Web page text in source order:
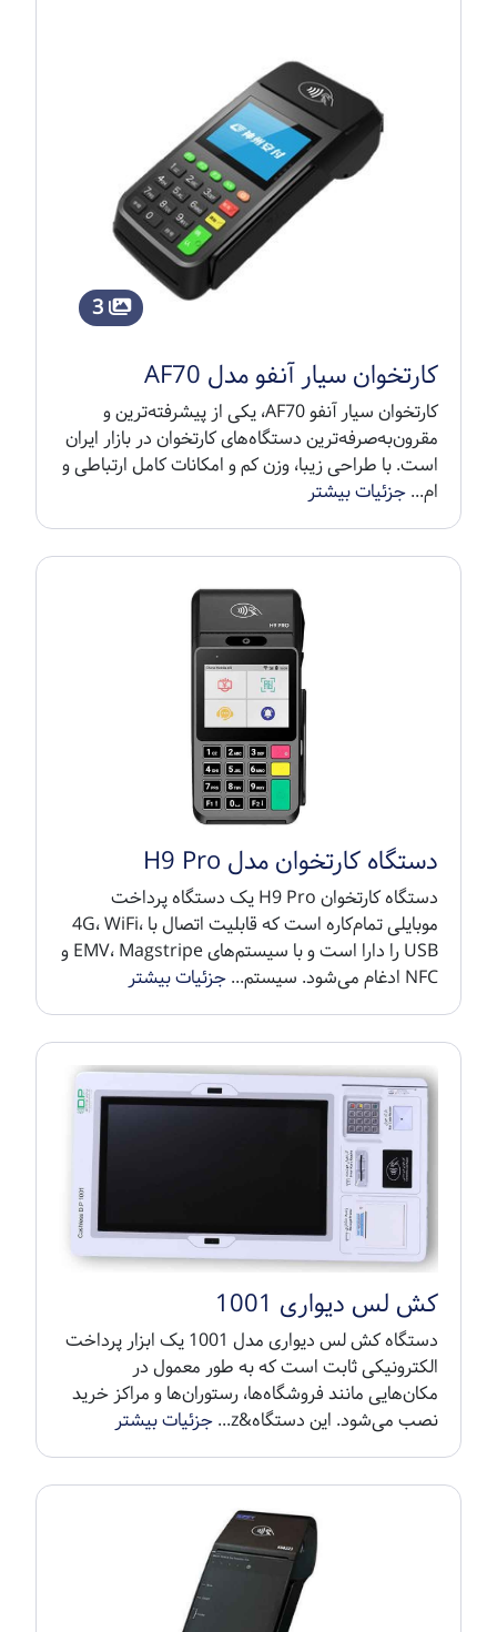
3
کارتخوان سیار آنفو مدل AF70
کارتخوان سیار آنفو AF70، یکی از پیشرفته‌ترین و
مقرون‌به‌صرفه‌ترین دستگاه‌های کارتخوان در بازار ایران
است. با طراحی زیبا، وزن کم و امکانات کامل ارتباطی و
ام...جزئیات بیشتر
دستگاه کارتخوان مدل H9 Pro
دستگاه کارتخوان H9 Pro یک دستگاه پرداخت
موبایلی تمام‌کاره است که قابلیت اتصال با 4G، WiFi،
USB را دارا است و با سیستم‌های EMV، Magstripe و
NFC ادغام می‌شود. سیستم...
جزئیات بیشتر
کش لس دیواری 1001
دستگاه کش لس دیواری مدل 1001 یک ابزار پرداخت
الکترونیکی ثابت است که به طور معمول در
مکان‌هایی مانند فروشگاه‌ها، رستوران‌ها و مراکز خرید
نصب می‌شود. این دستگاه&z...
جزئیات بیشتر